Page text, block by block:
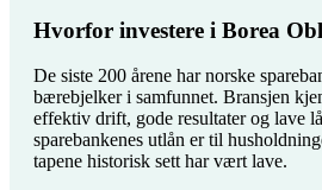
Hvorfor investere i Borea
De siste 200 årene har norske
bærebjelker i samfunnet. Bransjen
effektiv drift, gode resultater og lave
sparebankenes utlån er til
tapene historisk sett har vært lave.